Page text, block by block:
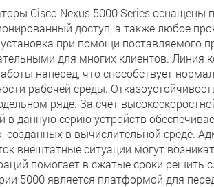
Cisco Nexus 5000 Series оснащены
доступ, а также любое
установка при помощи поставляемого
для многих клиентов. Линия
наперед, что способствует
рабочей среды.
ряде. За счет
в данную серию устройств
созданных в вычислительной среде.
внештатные ситуации могут
помогает в сжатые сроки
5000 является платформой для